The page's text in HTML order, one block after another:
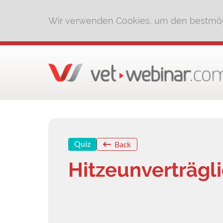
Wir verwenden Cookies, um den
Quiz Back